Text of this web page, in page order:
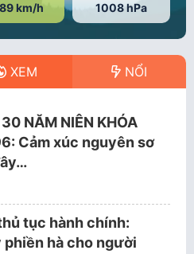
km/h
1008 hPa
XEM NỔI
NĂM NIÊN KHÓA
Cảm xúc nguyên sơ
tục hành chính:
phiền hà cho người